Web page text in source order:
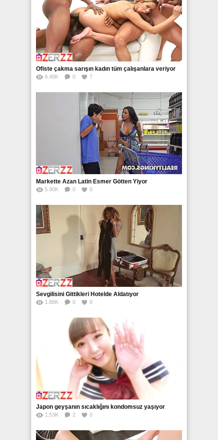
Ofiste çakma sarışın kadın tüm çalışanlara veriyor
6.40K 0 7
Markette Azan Latin Esmer Götten Yiyor
5.90K 0 0
Sevgilisini Gittikleri Hotelde Aldatıyor
1.86K 0 0
Japon geyşanın sıcaklığını kondomsuz yaşıyor
1.53K 2 0